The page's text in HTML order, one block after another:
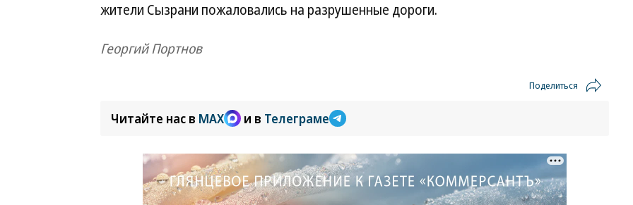
жители Сызрани пожаловались на разрушенные дороги.
Георгий Портнов
Поделиться
Читайте нас в MAX и в Телеграме